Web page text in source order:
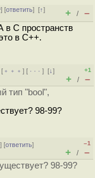
] [ответить][↑]
+ / –
в C пространств
в C++.
[ ﹢﹢﹢] [ · · ·][↓]
+1
+ / –
тип "bool",
98-99?
] [ответить]
–1
+ / –
98-99?